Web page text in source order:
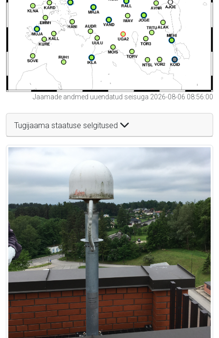
Jaamade andmed uuendatud seisuga 2026-08-06 08:56:00
Tugijaama staatuse selgitused